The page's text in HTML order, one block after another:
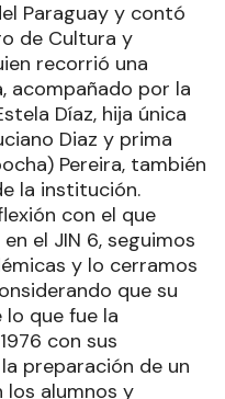
Paraguay y contó
de Cultura y
recorrió una
acompañado por la
Díaz, hija única
Diaz y prima
Pereira, también
la institución.
con el que
el JIN 6, seguimos
y lo cerramos
que su
que fue la
con sus
preparación de un
los alumnos y